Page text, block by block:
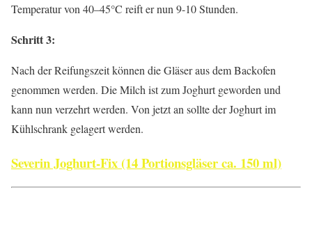
Temperatur von 40–45°C reift er nun 9-10 Stunden.
Schritt 3:
Nach der Reifungszeit können die Gläser aus dem Backofen
genommen werden. Die Milch ist zum Joghurt geworden und
kann nun verzehrt werden. Von jetzt an sollte der Joghurt im
Kühlschrank gelagert werden.
Severin Joghurt-Fix (14 Portionsgläser ca. 150 ml)